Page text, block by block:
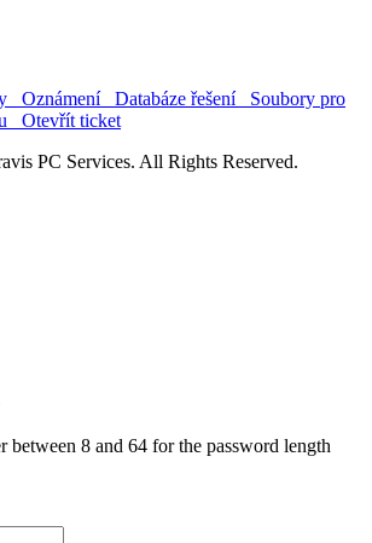
Oznámení Databáze řešení
Soubory pro
Otevřít ticket
PC Services. All Rights Reserved.
between 8 and 64 for the password length